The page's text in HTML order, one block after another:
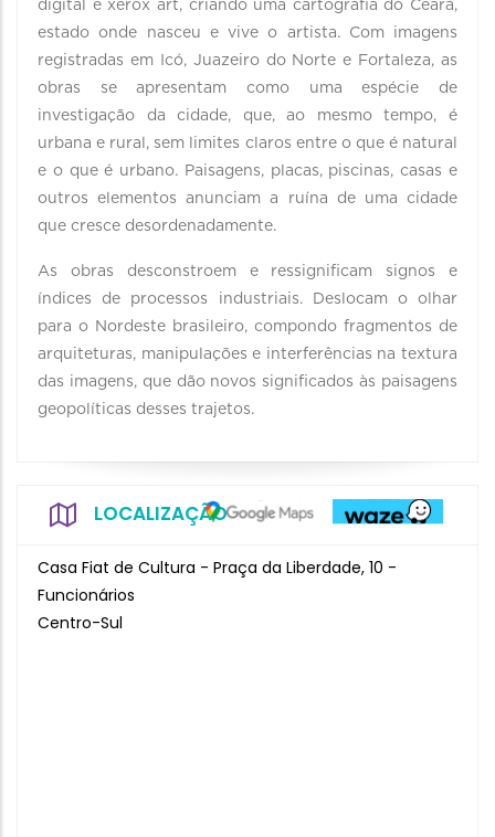
digital e xerox art, criando uma cartografia do Ceará,
estado onde nasceu e vive o artista. Com imagens
registradas em Icó, Juazeiro do Norte e Fortaleza, as
obras se apresentam como uma espécie de
investigação da cidade, que, ao mesmo tempo, é
urbana e rural, sem limites claros entre o que é natural
e o que é urbano. Paisagens, placas, piscinas, casas e
outros elementos anunciam a ruína de uma cidade
que cresce desordenadamente.
As obras desconstroem e ressignificam signos e
índices de processos industriais. Deslocam o olhar
para o Nordeste brasileiro, compondo fragmentos de
arquiteturas, manipulações e interferências na textura
das imagens, que dão novos significados às paisagens
geopolíticas desses trajetos.
LOCALIZAÇÃO
Casa Fiat de Cultura - Praça da Liberdade, 10 -
Funcionários
Centro-Sul